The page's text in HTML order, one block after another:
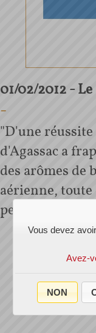
01/02/2012 -
-
"D'une
d'Agassac a
des arômes de
aérienne,
petit miracle
Vous devez
Avez-
NON